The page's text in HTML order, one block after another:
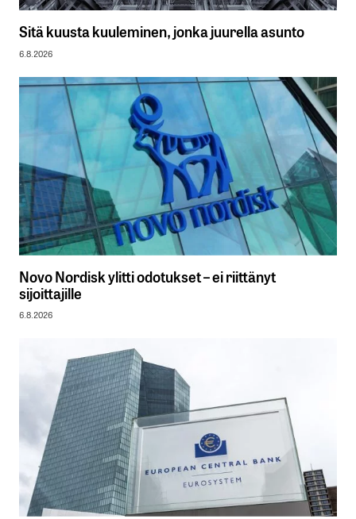
Sitä kuusta kuuleminen, jonka juurella asunto
6.8.2026
Novo Nordisk ylitti odotukset – ei riittänyt
sijoittajille
6.8.2026